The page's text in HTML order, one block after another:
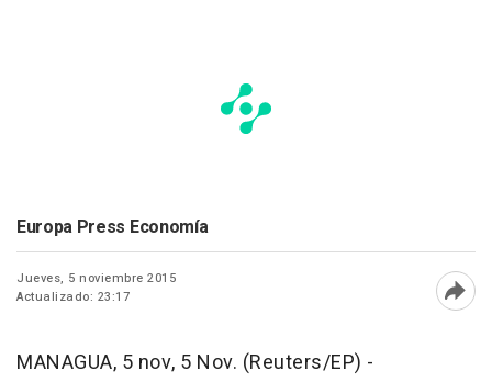
Europa Press Economía
Jueves, 5 noviembre 2015
Actualizado: 23:17
MANAGUA, 5 nov, 5 Nov. (Reuters/EP) -